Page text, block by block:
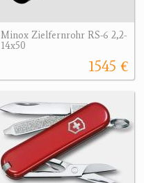
Minox Zielfernrohr RS-6 2,2-
14x50
1545 €